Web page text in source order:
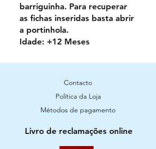
barriguinha. Para recuperar
as fichas inseridas basta abrir
a portinhola.
Idade: +12 Meses
Contacto
Política da Loja
Métodos de pagamento
Livro de reclamações online